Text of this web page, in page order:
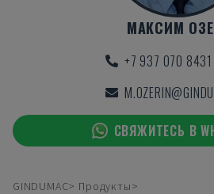
МАКСИМ
+7 937 070 8431
СВЯЖИТЕСЬ В
GINDUMAC
Продукты